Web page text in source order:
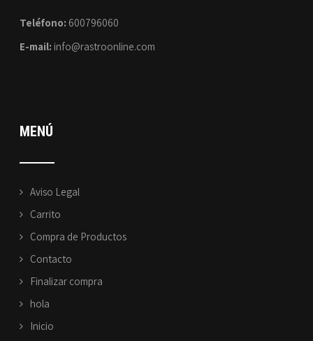
Teléfono: 600796060
E-mail: info@rastroonline.com
MENÚ
Aviso Legal
Carrito
Compra de Productos
Contacto
Finalizar compra
hola
Inicio